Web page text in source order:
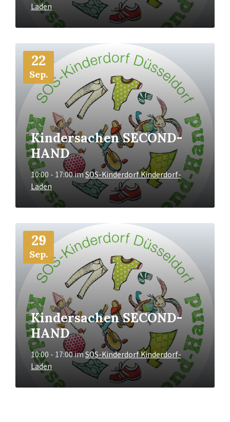
Laden
22
Sep.
Kindersachen SECOND-
HAND
10:00 - 17:00imSOS-Kinderdorf Kinderdorf-
Laden
Mehr
29
Sep.
Kindersachen SECOND-
HAND
10:00 - 17:00imSOS-Kinderdorf Kinderdorf-
Laden
Mehr